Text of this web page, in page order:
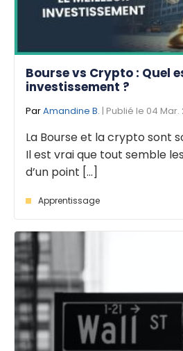
Bourse vs Crypto : Quel
investissement ?
ParAmandine B. | Publié le 04 Mar.
La Bourse et la crypto sont
Il est vrai que tout semble
d’un point [...]
Apprentissage